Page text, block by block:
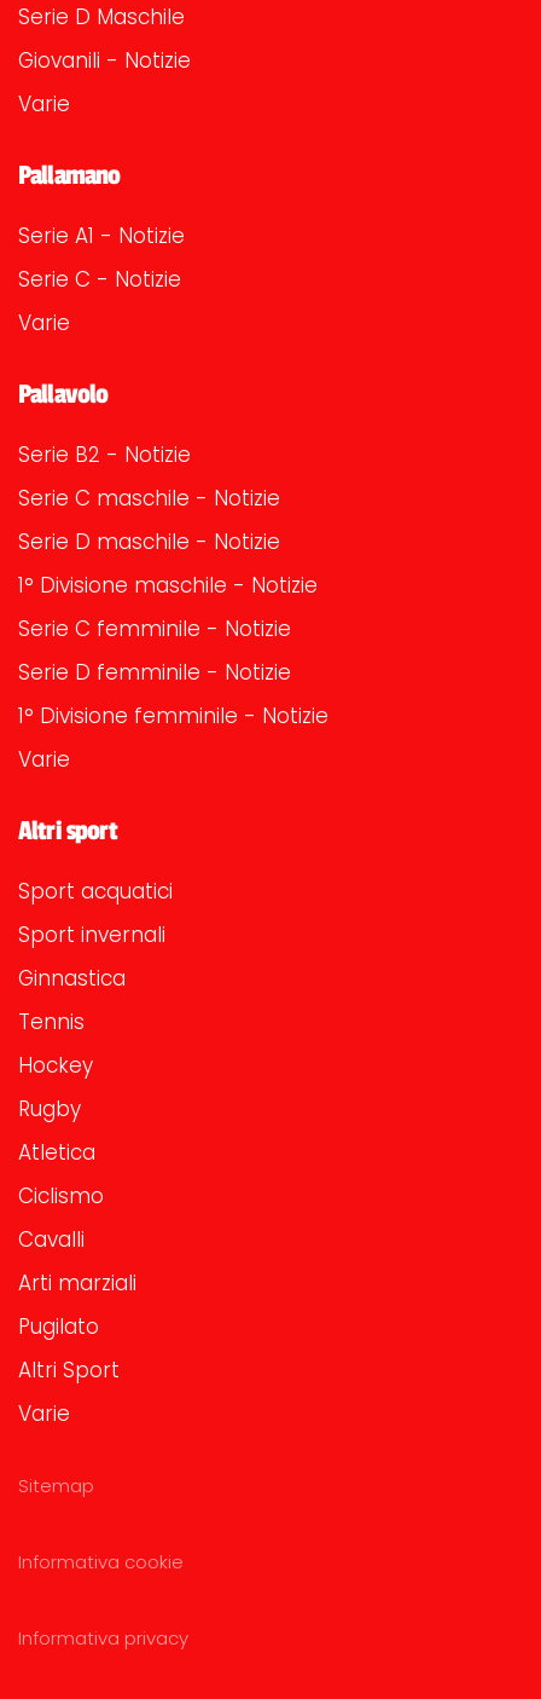
Serie D Maschile
Giovanili - Notizie
Varie
Pallamano
Serie A1 - Notizie
Serie C - Notizie
Varie
Pallavolo
Serie B2 - Notizie
Serie C maschile - Notizie
Serie D maschile - Notizie
1° Divisione maschile - Notizie
Serie C femminile - Notizie
Serie D femminile - Notizie
1° Divisione femminile - Notizie
Varie
Altri sport
Sport acquatici
Sport invernali
Ginnastica
Tennis
Hockey
Rugby
Atletica
Ciclismo
Cavalli
Arti marziali
Pugilato
Altri Sport
Varie
Sitemap
Informativa cookie
Informativa privacy